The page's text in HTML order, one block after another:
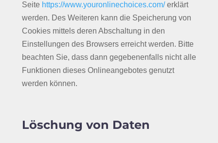
Seite https://www.youronlinechoices.com/erklärt
werden. Des Weiteren kann die Speicherung von
Cookies mittels deren Abschaltung in den
Einstellungen des Browsers erreicht werden. Bitte
beachten Sie, dass dann gegebenenfalls nicht alle
Funktionen dieses Onlineangebotes genutzt
werden können.
Löschung von Daten